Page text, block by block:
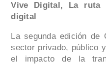
Vive Digital, La ruta
digital
La segunda edición de
sector privado, público
el impacto de la